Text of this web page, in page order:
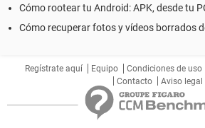
Cómo rootear tu Android: APK, desde tu
Cómo recuperar fotos y vídeos borrados
Regístrate aquí Equipo Condiciones de uso
Contacto
Aviso legal